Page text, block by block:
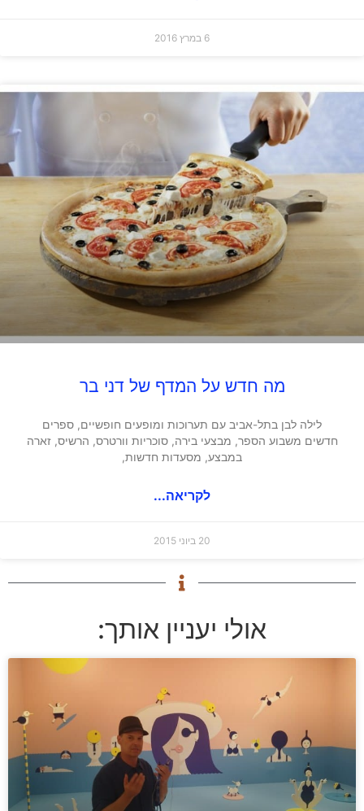
6 במרץ 2016
מה חדש על המדף של דני בר
לילה לבן בתל-אביב עם תערוכות ומופעים חופשיים, ספרים
חדשים משבוע הספר, מבצעי בירה, סוכריות וורטרס, הרשיס, זארה
במבצע, מסעדות חדשות,
לקריאה...
20 ביוני 2015
אולי יעניין אותך: